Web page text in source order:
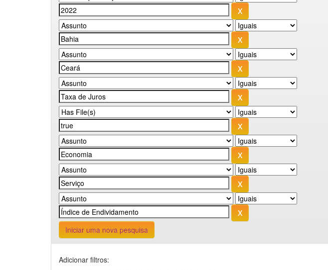
Iniciar uma nova pesquisa
Adicionar filtros: